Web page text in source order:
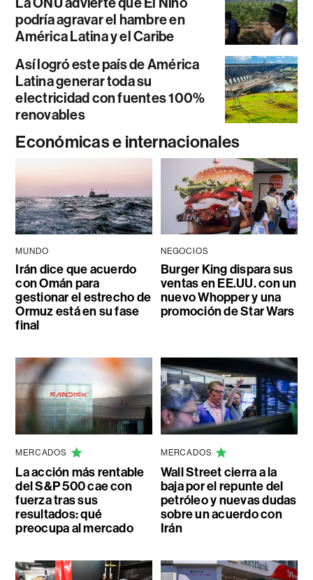
podría agravar el hambre en
América Latina y el Caribe
Así logró este país de América
Latina generar toda su
electricidad con fuentes 100%
renovables
Económicas e internacionales
MUNDO
Irán dice que acuerdo
con Omán para
gestionar el estrecho de
Ormuz está en su fase
final
NEGOCIOS
Burger King dispara sus
ventas en EE.UU. con un
nuevo Whopper y una
promoción de Star Wars
MERCADOS
La acción más rentable
del S&P 500 cae con
fuerza tras sus
resultados: qué
preocupa al mercado
MERCADOS
Wall Street cierra a la
baja por el repunte del
petróleo y nuevas dudas
sobre un acuerdo con
Irán